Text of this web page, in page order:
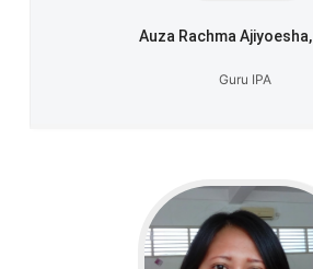
Auza Rachma Ajiyoesha,
Guru IPA